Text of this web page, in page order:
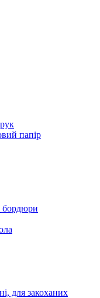
папір
бордюри
для закоханих